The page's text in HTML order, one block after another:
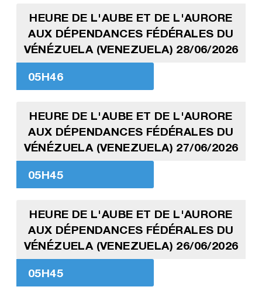
HEURE DE L'AUBE ET DE L'AURORE
AUX DÉPENDANCES FÉDÉRALES DU
VÉNÉZUELA (VENEZUELA) 28/06/2026
05H46
HEURE DE L'AUBE ET DE L'AURORE
AUX DÉPENDANCES FÉDÉRALES DU
VÉNÉZUELA (VENEZUELA) 27/06/2026
05H45
HEURE DE L'AUBE ET DE L'AURORE
AUX DÉPENDANCES FÉDÉRALES DU
VÉNÉZUELA (VENEZUELA) 26/06/2026
05H45